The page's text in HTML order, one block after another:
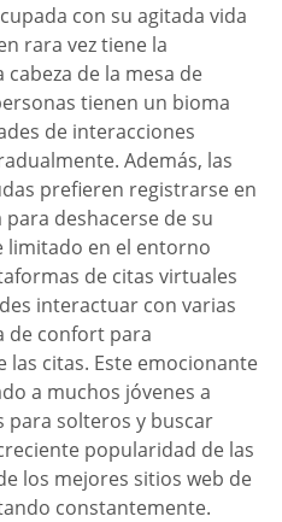
con su agitada vida
rara vez tiene la
de la mesa de
tienen un bioma
de interacciones
Además, las
prefieren registrarse en
deshacerse de su
limitado en el entorno
de citas virtuales
interactuar con varias
de confort para
las citas. Este emocionante
a muchos jóvenes a
para solteros y buscar
popularidad de las
los mejores sitios web de
constantemente.